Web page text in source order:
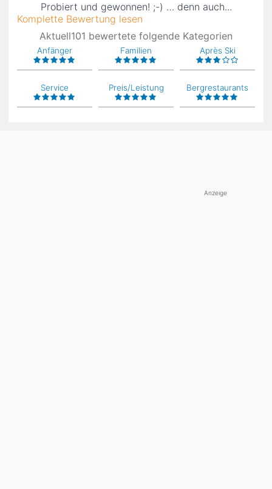
Probiert und gewonnen! ;-) … denn auch...
Komplette Bewertung lesen
Aktuell101 bewertete folgende Kategorien
Anfänger Familien Après Ski
Service Preis/Leistung Bergrestaurants
Anzeige